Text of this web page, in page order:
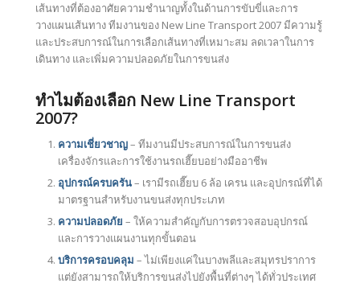
เส้นทางที่ต้องอาศัยความชำนาญทั้งในด้านการขับขี่และการ
วางแผนเส้นทาง ทีมงานของ New Line Transport 2007 มีความรู้
และประสบการณ์ในการเลือกเส้นทางที่เหมาะสม ลดเวลาในการ
เดินทาง และเพิ่มความปลอดภัยในการขนส่ง
ทำไมต้องเลือก New Line Transport
2007?
ความเชี่ยวชาญ– ทีมงานมีประสบการณ์ในการขนส่ง
เครื่องจักรและการใช้งานรถเฮี๊ยบอย่างมืออาชีพ
อุปกรณ์ครบครัน– เรามีรถเฮี๊ยบ 6 ล้อ เครน และอุปกรณ์ที่ได้
มาตรฐานสำหรับงานขนส่งทุกประเภท
ความปลอดภัย – ให้ความสำคัญกับการตรวจสอบอุปกรณ์
และการวางแผนงานทุกขั้นตอน
บริการครอบคลุม – ไม่เพียงแค่ในบางพลีและสมุทรปราการ
แต่ยังสามารถให้บริการขนส่งไปยังพื้นที่ต่างๆ ได้ทั่วประเทศ